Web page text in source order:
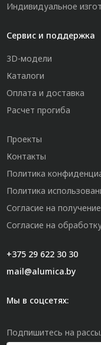
Индивидуальное
Сервис и поддержка
3D-модели
Каталоги
Оплата и доставка
Расчет прогиба
Проекты
Контакты
Политика
Политика
Согласие на
Согласие на
+375 29 622 30 30
mail@alumica.by
Мы в соцсетях:
Подпишитесь на